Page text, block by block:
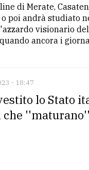
di Merate,
poi andrà studiato
visionario
ancora i
- 18:47
lo Stato